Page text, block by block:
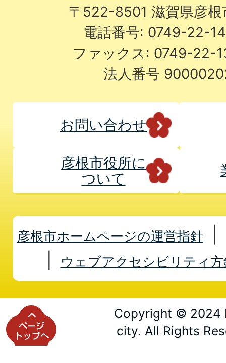
〒522-8501 滋賀県彦
電話番号: 0749-22-
ファックス: 0749-22-
法人番号
お問い合わせ
彦根市役所に
ついて
彦根市ホームページの運営指針
ウェブアクセシビリティ方
Copyright © 2024
city. All Rights